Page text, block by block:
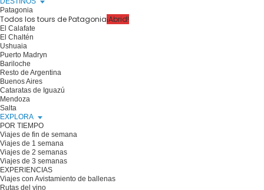
Patagonia
Todos los tours de Patagonia¡Abrid!
El Calafate
El Chaltén
Ushuaia
Puerto Madryn
Bariloche
Resto de Argentina
Buenos Aires
Cataratas de Iguazú
Mendoza
Salta
EXPLORA
POR TIEMPO
Viajes de fin de semana
Viajes de 1 semana
Viajes de 2 semanas
Viajes de 3 semanas
EXPERIENCIAS
Viajes con Avistamiento de ballenas
Rutas del vino